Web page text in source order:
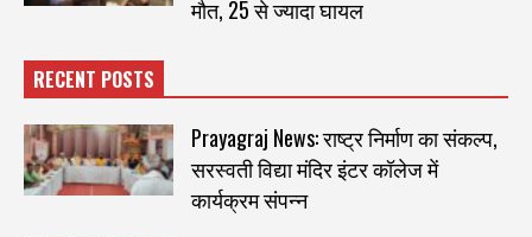
मौत, 25 से ज्यादा घायल
RECENT POSTS
Prayagraj News: राष्ट्र निर्माण का संकल्प,
सरस्वती विद्या मंदिर इंटर कॉलेज में
कार्यक्रम संपन्न